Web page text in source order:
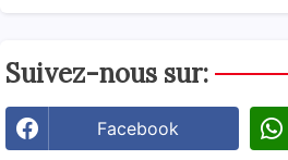
Suivez-nous sur:
Facebook